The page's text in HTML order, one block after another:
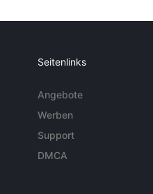
Seitenlinks
Angebote
Werben
Support
DMCA